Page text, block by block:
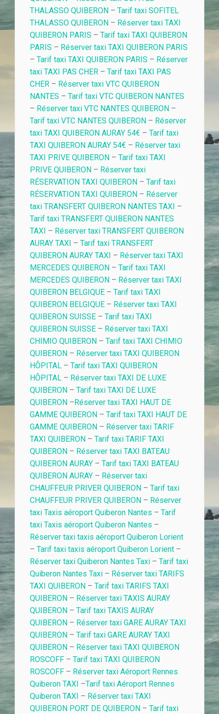
THALASSO QUIBERON – Tarif taxi SOFITEL
THALASSO QUIBERON – Réserver taxi TAXI
QUIBERON PARIS – Tarif taxi TAXI QUIBERON
PARIS – Réserver taxi TAXI QUIBERON PARIS
– Tarif taxi TAXI QUIBERON PARIS – Réserver
taxi TAXI PAS CHER – Tarif taxi TAXI PAS
CHER – Réserver taxi VTC QUIBERON
NANTES – Tarif taxi VTC QUIBERON NANTES
– Réserver taxi VTC NANTES QUIBERON –
Tarif taxi VTC NANTES QUIBERON – Réserver
taxi TAXI QUIBERON AURAY 54€ – Tarif taxi
TAXI QUIBERON AURAY 54€ – Réserver taxi
TAXI PRIVE QUIBERON – Tarif taxi TAXI
PRIVE QUIBERON – Réserver taxi
RÉSERVATION TAXI QUIBERON – Tarif taxi
RÉSERVATION TAXI QUIBERON – Réserver
taxi TRANSFERT QUIBERON NANTES TAXI –
Tarif taxi TRANSFERT QUIBERON NANTES
TAXI – Réserver taxi TRANSFERT QUIBERON
AURAY TAXI – Tarif taxi TRANSFERT
QUIBERON AURAY TAXI – Réserver taxi TAXI
MERCEDES QUIBERON – Tarif taxi TAXI
MERCEDES QUIBERON – Réserver taxi TAXI
QUIBERON BELGIQUE – Tarif taxi TAXI
QUIBERON BELGIQUE – Réserver taxi TAXI
QUIBERON SUISSE – Tarif taxi TAXI
QUIBERON SUISSE – Réserver taxi TAXI
CHIMIO QUIBERON – Tarif taxi TAXI CHIMIO
QUIBERON – Réserver taxi TAXI QUIBERON
HÔPITAL – Tarif taxi TAXI QUIBERON
HÔPITAL – Réserver taxi TAXI DE LUXE
QUIBERON – Tarif taxi TAXI DE LUXE
QUIBERON – Réserver taxi TAXI HAUT DE
GAMME QUIBERON – Tarif taxi TAXI HAUT DE
GAMME QUIBERON – Réserver taxi TARIF
TAXI QUIBERON – Tarif taxi TARIF TAXI
QUIBERON – Réserver taxi TAXI BATEAU
QUIBERON AURAY – Tarif taxi TAXI BATEAU
QUIBERON AURAY – Réserver taxi
CHAUFFEUR PRIVER QUIBERON – Tarif taxi
CHAUFFEUR PRIVER QUIBERON – Réserver
taxi Taxis aéroport Quiberon Nantes – Tarif
taxi Taxis aéroport Quiberon Nantes –
Réserver taxi taxis aéroport Quiberon Lorient
– Tarif taxi taxis aéroport Quiberon Lorient –
Réserver taxi Quiberon Nantes Taxi – Tarif taxi
Quiberon Nantes Taxi – Réserver taxi TARIFS
TAXI QUIBERON – Tarif taxi TARIFS TAXI
QUIBERON – Réserver taxi TAXIS AURAY
QUIBERON – Tarif taxi TAXIS AURAY
QUIBERON – Réserver taxi GARE AURAY TAXI
QUIBERON – Tarif taxi GARE AURAY TAXI
QUIBERON – Réserver taxi TAXI QUIBERON
ROSCOFF – Tarif taxi TAXI QUIBERON
ROSCOFF – Réserver taxi Aéroport Rennes
Quiberon TAXI –Tarif taxi Aéroport Rennes
Quiberon TAXI – Réserver taxi TAXI
QUIBERON PORT DE QUIBERON – Tarif taxi